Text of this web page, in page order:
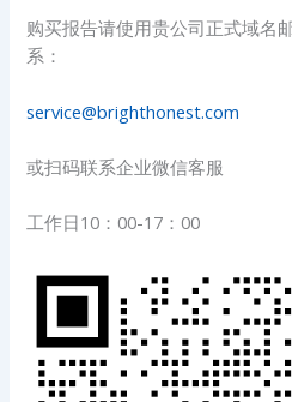
购买报告请使用贵公司正式域名
系：
service@brighthonest.com
或扫码联系企业微信客服
工作日10：00-17：00